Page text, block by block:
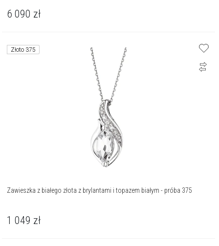
6 090 zł
Złoto 375
Zawieszka z białego złota z brylantami i topazem białym - próba 375
1 049 zł